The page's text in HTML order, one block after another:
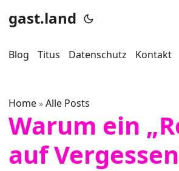
gast.land
Blog Titus Datenschutz Kontakt
Home » Alle Posts
Warum ein
auf